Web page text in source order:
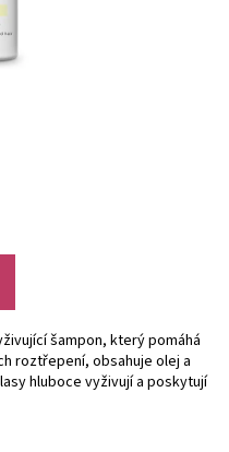
šampon, který pomáhá
roztřepení, obsahuje olej a
hluboce vyživují a poskytují